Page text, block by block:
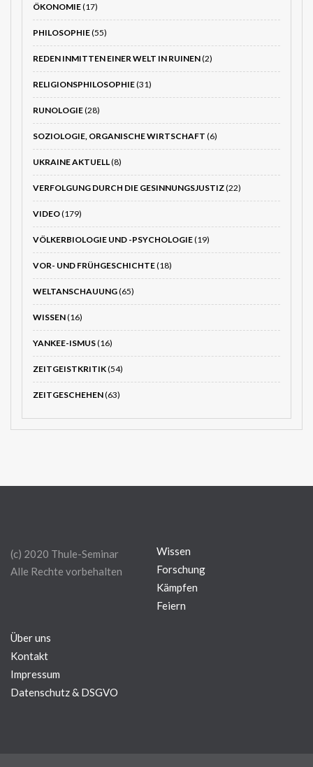
ÖKONOMIE(17)
PHILOSOPHIE(55)
REDEN INMITTEN EINER WELT IN RUINEN(2)
RELIGIONSPHILOSOPHIE(31)
RUNOLOGIE(28)
SOZIOLOGIE, ORGANISCHE WIRTSCHAFT (6)
UKRAINE AKTUELL(8)
VERFOLGUNG DURCH DIE GESINNUNGSJUSTIZ(22)
VIDEO(179)
VÖLKERBIOLOGIE UND -PSYCHOLOGIE(19)
VOR- UND FRÜHGESCHICHTE(18)
WELTANSCHAUUNG(65)
WISSEN(16)
YANKEE-ISMUS(16)
ZEITGEISTKRITIK(54)
ZEITGESCHEHEN(63)
(c) 2020 Thule-Seminar
Alle Rechte vorbehalten
Wissen
Forschung
Kämpfen
Feiern
Über uns
Kontakt
Impressum
Datenschutz & DSGVO